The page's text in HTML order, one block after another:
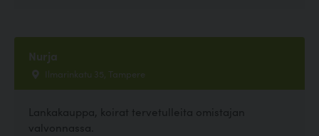
Nurja
Ilmarinkatu 35, Tampere
Lankakauppa, koirat tervetulleita omistajan
valvonnassa.